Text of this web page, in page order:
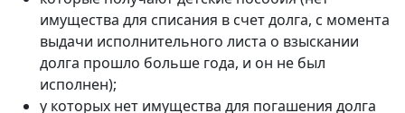
имущества для списания в счет долга, с момента
выдачи исполнительного листа о взыскании
долга прошло больше года, и он не был
исполнен);
у которых нет имущества для погашения долга